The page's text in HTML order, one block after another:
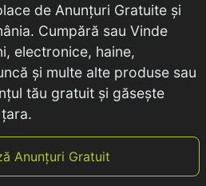
de Anunțuri Gratuite și
Cumpără sau Vinde
electronice, haine,
și multe alte produse sau
tău gratuit și găsește
Anunțuri Gratuit